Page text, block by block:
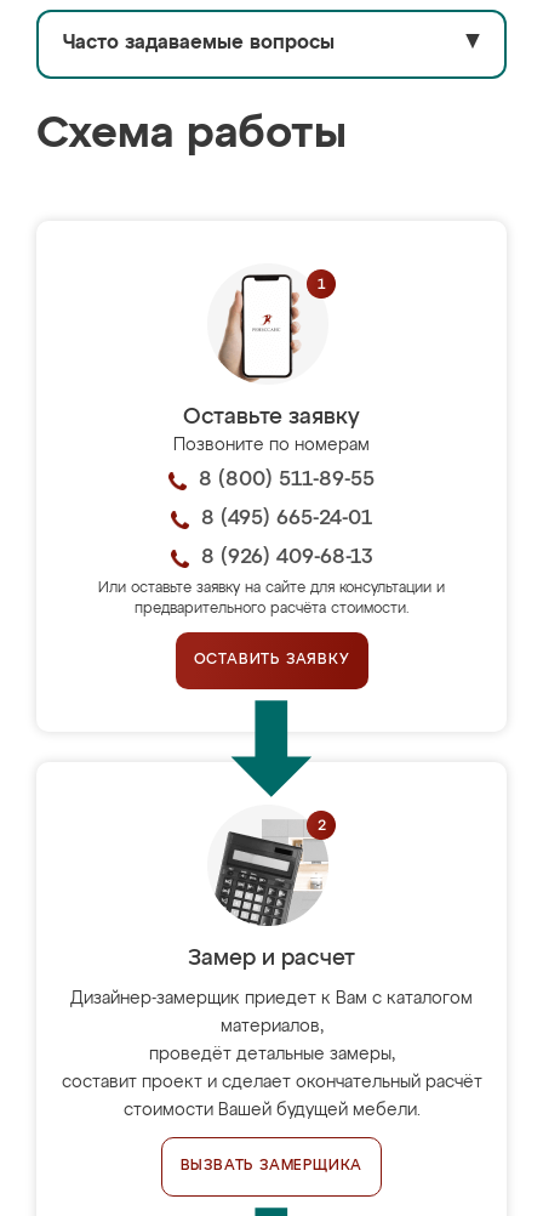
Часто задаваемые вопросы ▼
Схема работы
Оставьте заявку
Позвоните по номерам
8 (800) 511-89-55
8 (495) 665-24-01
8 (926) 409-68-13
Или оставьте заявку на сайте для консультации и
предварительного расчёта стоимости.
ОСТАВИТЬ ЗАЯВКУ
Замер и расчет
Дизайнер-замерщик приедет к Вам с каталогом
материалов,
проведёт детальные замеры,
составит проект и сделает окончательный расчёт
стоимости Вашей будущей мебели.
ВЫЗВАТЬ ЗАМЕРЩИКА